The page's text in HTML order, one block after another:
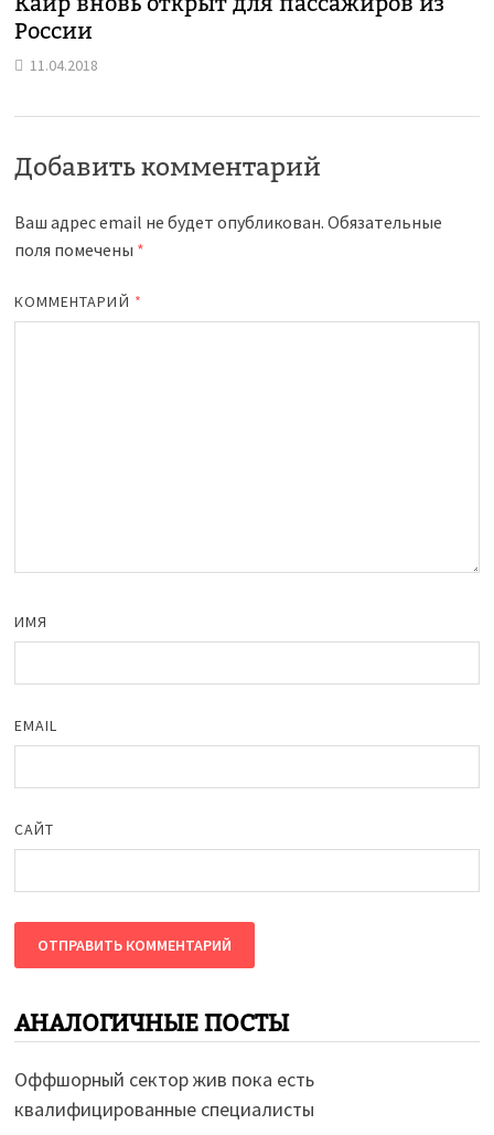
России
11.04.2018
Добавить комментарий
Ваш адрес email не будет опубликован. Обязательные
поля помечены *
КОММЕНТАРИЙ *
ИМЯ
EMAIL
САЙТ
АНАЛОГИЧНЫЕ ПОСТЫ
Оффшорный сектор жив пока есть
квалифицированные специалисты